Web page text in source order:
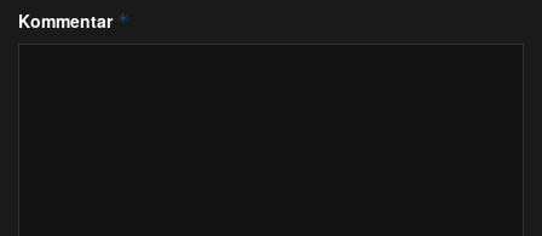
Kommentar *